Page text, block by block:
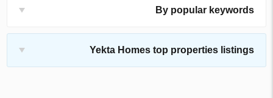
By popular keywords
Yekta Homes top properties listings